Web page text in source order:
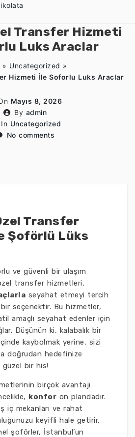
Transfer Hizmeti
Luks Araclar
» Uncategorized »
Hizmeti İle Soforlu Luks Araclar
Mayıs 8, 2026
By admin
In Uncategorized
No comments
Transfer
Şoförlü Lüks
ve güvenli bir ulaşım
transfer hizmetleri,
seyahat etmeyi tercih
seçenektir. Bu hizmetler,
amaçlı seyahat edenler için
Düşünün ki, kalabalık bir
kaybolmak yerine, sizi
doğrudan hedefinize
güzel bir his!
birçok avantajı
konfor ön plandadır.
iç mekanları ve rahat
keyifli hale getirir.
şoförler, İstanbul’un